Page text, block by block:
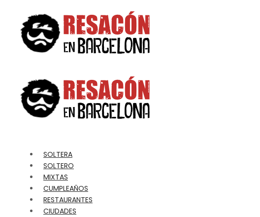
SOLTERA
SOLTERO
MIXTAS
CUMPLEAÑOS
RESTAURANTES
CIUDADES